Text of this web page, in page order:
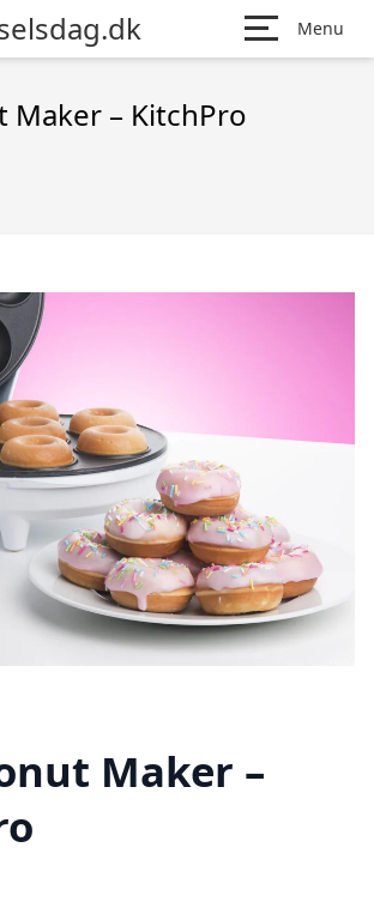
Menu
Maker – KitchPro
Maker –